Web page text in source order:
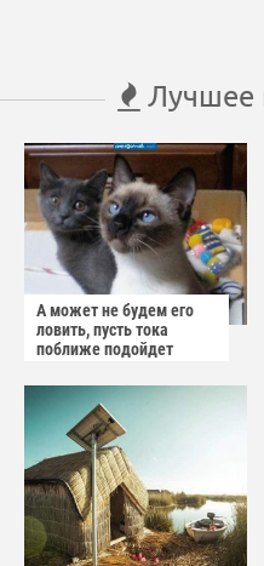
Лучшее
А может не будем его
ловить, пусть тока
поближе подойдет